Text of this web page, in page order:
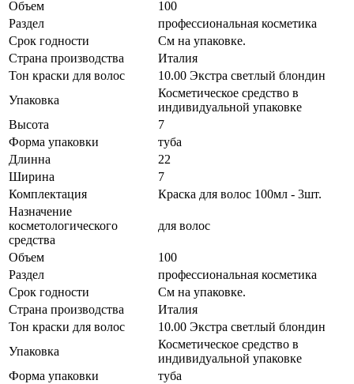
Объем
100
Раздел
профессиональная косметика
Срок годности
См на упаковке.
Страна производства
Италия
Тон краски для волос
10.00 Экстра светлый блондин
Упаковка
Косметическое средство в
индивидуальной упаковке
Высота
7
Форма упаковки
туба
Длинна
22
Ширина
7
Комплектация
Краска для волос 100мл - 3шт.
Назначение
косметологического
средства
для волос
Объем
100
Раздел
профессиональная косметика
Срок годности
См на упаковке.
Страна производства
Италия
Тон краски для волос
10.00 Экстра светлый блондин
Упаковка
Косметическое средство в
индивидуальной упаковке
Форма упаковки
туба